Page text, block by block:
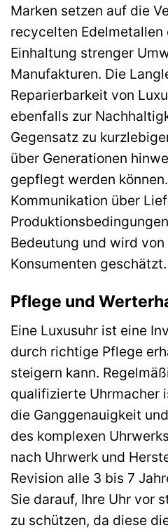
Marken setzen auf die
recycelten Edelmetallen
Einhaltung strenger
Manufakturen. Die
Reparierbarkeit von
ebenfalls zur
Gegensatz zu
über Generationen
gepflegt werden
Kommunikation über
Bedeutung und wird
Konsumenten geschätzt.
Pflege und
Eine Luxusuhr ist eine
durch richtige Pflege
steigern kann.
qualifizierte Uhrmacher
die Ganggenauigkeit
des komplexen
nach Uhrwerk und
Revision alle 3 bis 7
Sie darauf, Ihre Uhr vor
zu schützen, da diese